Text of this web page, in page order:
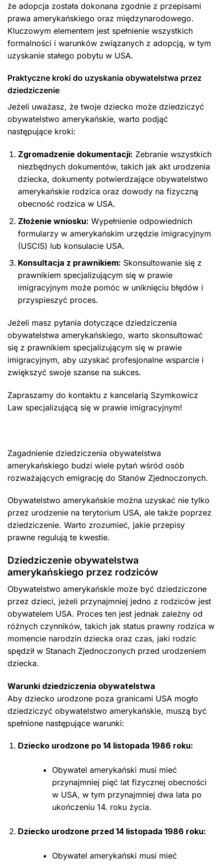
że adopcja została dokonana zgodnie z przepisami
prawa amerykańskiego oraz międzynarodowego.
Kluczowym elementem jest spełnienie wszystkich
formalności i warunków związanych z adopcją, w tym
uzyskanie stałego pobytu w USA.
Praktyczne kroki do uzyskania obywatelstwa przez
dziedziczenie
Jeżeli uważasz, że twoje dziecko może dziedziczyć
obywatelstwo amerykańskie, warto podjąć
następujące kroki:
Zgromadzenie dokumentacji: Zebranie wszystkich
niezbędnych dokumentów, takich jak akt urodzenia
dziecka, dokumenty potwierdzające obywatelstwo
amerykańskie rodzica oraz dowody na fizyczną
obecność rodzica w USA.
Złożenie wniosku: Wypełnienie odpowiednich
formularzy w amerykańskim urzędzie imigracyjnym
(USCIS) lub konsulacie USA.
Konsultacja z prawnikiem: Skonsultowanie się z
prawnikiem specjalizującym się w prawie
imigracyjnym może pomóc w uniknięciu błędów i
przyspieszyć proces.
Jeżeli masz pytania dotyczące dziedziczenia
obywatelstwa amerykańskiego, warto skonsultować
się z prawnikiem specjalizującym się w prawie
imigracyjnym, aby uzyskać profesjonalne wsparcie i
zwiększyć swoje szanse na sukces.
Zapraszamy do kontaktu z kancelarią Szymkowicz
Law specjalizującą się w prawie imigracyjnym!
Zagadnienie dziedziczenia obywatelstwa
amerykańskiego budzi wiele pytań wśród osób
rozważających emigrację do Stanów Zjednoczonych.
Obywatelstwo amerykańskie można uzyskać nie tylko
przez urodzenie na terytorium USA, ale także poprzez
dziedziczenie. Warto zrozumieć, jakie przepisy
prawne regulują te kwestie.
Dziedziczenie obywatelstwa
amerykańskiego przez rodziców
Obywatelstwo amerykańskie może być dziedziczone
przez dzieci, jeżeli przynajmniej jedno z rodziców jest
obywatelem USA. Proces ten jest jednak zależny od
różnych czynników, takich jak status prawny rodzica w
momencie narodzin dziecka oraz czas, jaki rodzic
spędził w Stanach Zjednoczonych przed urodzeniem
dziecka.
Warunki dziedziczenia obywatelstwa
Aby dziecko urodzone poza granicami USA mogło
dziedziczyć obywatelstwo amerykańskie, muszą być
spełnione następujące warunki:
Dziecko urodzone po 14 listopada 1986 roku:
Obywatel amerykański musi mieć
przynajmniej pięć lat fizycznej obecności
w USA, w tym przynajmniej dwa lata po
ukończeniu 14. roku życia.
Dziecko urodzone przed 14 listopada 1986 roku:
Obywatel amerykański musi mieć